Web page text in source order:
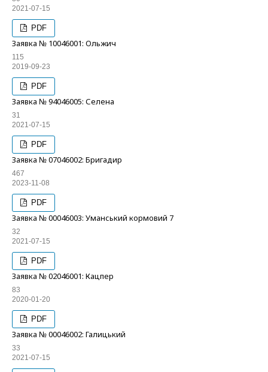
2021-07-15
PDF
Заявка № 10046001: Ольжич
115
2019-09-23
PDF
Заявка № 94046005: Селена
31
2021-07-15
PDF
Заявка № 07046002: Бригадир
467
2023-11-08
PDF
Заявка № 00046003: Уманський кормовий 7
32
2021-07-15
PDF
Заявка № 02046001: Кацпер
83
2020-01-20
PDF
Заявка № 00046002: Галицький
33
2021-07-15